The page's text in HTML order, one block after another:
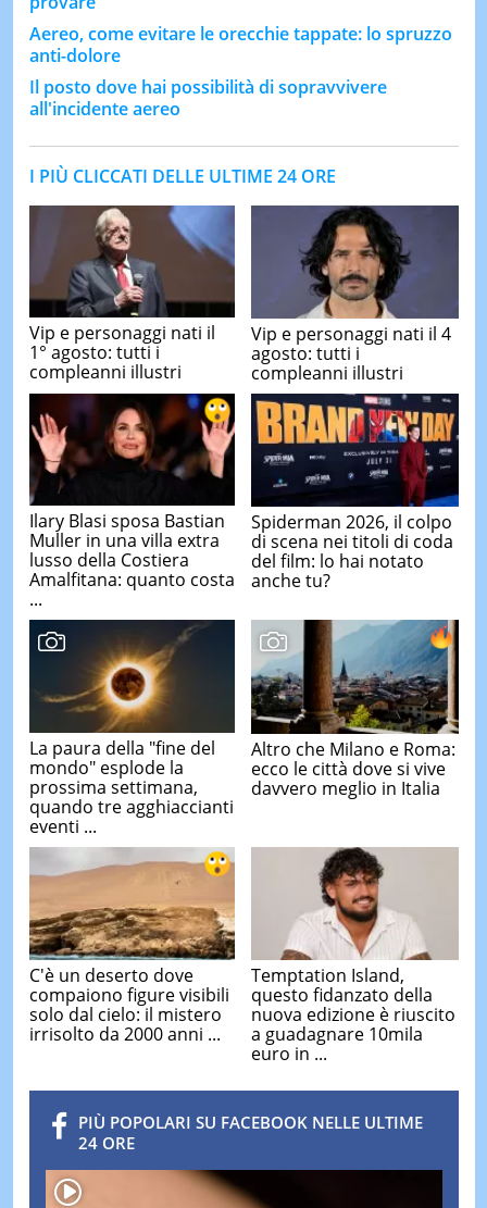
Aereo, come evitare le orecchie tappate: lo spruzzo
anti-dolore
Il posto dove hai possibilità di sopravvivere
all'incidente aereo
I PIÙ CLICCATI DELLE ULTIME 24 ORE
Vip e personaggi nati il
1° agosto: tutti i
compleanni illustri
Vip e personaggi nati il 4
agosto: tutti i
compleanni illustri
Ilary Blasi sposa Bastian
Muller in una villa extra
lusso della Costiera
Amalfitana: quanto costa
...
Spiderman 2026, il colpo
di scena nei titoli di coda
del film: lo hai notato
anche tu?
La paura della "fine del
mondo" esplode la
prossima settimana,
quando tre agghiaccianti
eventi ...
Altro che Milano e Roma:
ecco le città dove si vive
davvero meglio in Italia
C'è un deserto dove
compaiono figure visibili
solo dal cielo: il mistero
irrisolto da 2000 anni ...
Temptation Island,
questo fidanzato della
nuova edizione è riuscito
a guadagnare 10mila
euro in ...
PIÙ POPOLARI SU FACEBOOK NELLE ULTIME
24 ORE